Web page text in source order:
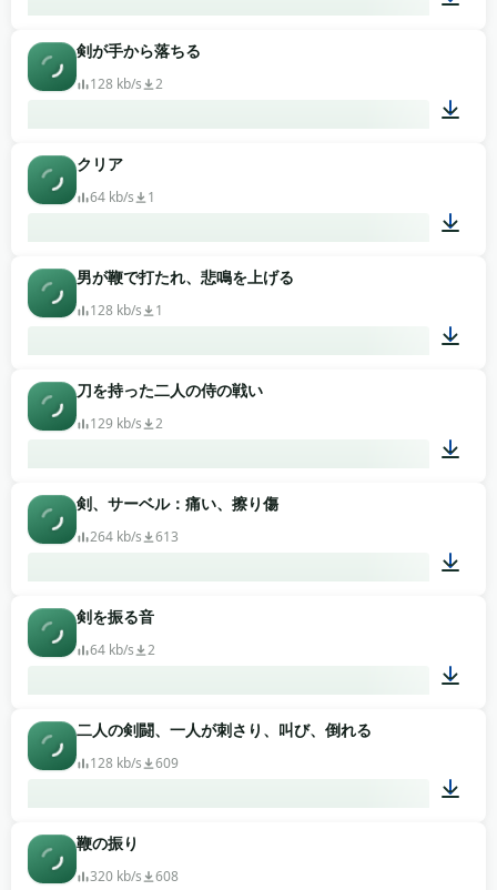
剣が手から落ちる
128 kb/s 2
クリア
64 kb/s 1
男が鞭で打たれ、悲鳴を上げる
128 kb/s 1
刀を持った二人の侍の戦い
129 kb/s 2
剣、サーベル：痛い、擦り傷
264 kb/s 613
剣を振る音
64 kb/s 2
二人の剣闘、一人が刺さり、叫び、倒れる
128 kb/s 609
鞭の振り
320 kb/s 608